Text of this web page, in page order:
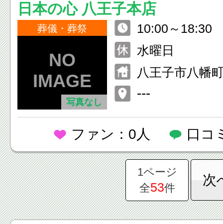
日本の心 八王子本店
葬儀・葬祭
写真なし
10:00～18:30
水曜日
八王子市八幡
---
ファン：0人 口コ
1ページ
全53件
次